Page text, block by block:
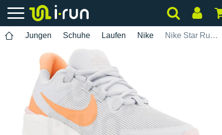
Jungen Schuhe Laufen Nike Nike Star Runner 4 Junior